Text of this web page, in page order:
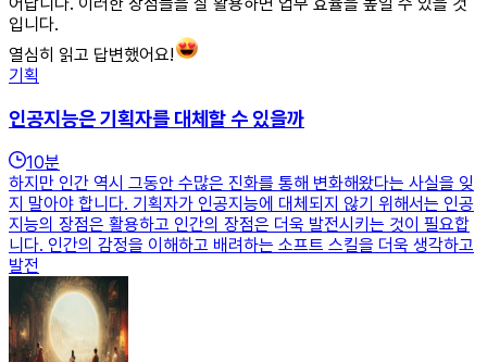
입니다.
열심히 읽고 답변했어요!
기획
인공지능은 기획자를 대체할 수 있을까
10분
하지만 인간 역시 그동안 수많은 진화를 통해 변화해왔다는 사실을 잊
지 말아야 합니다. 기획자가 인공지능에 대체되지 않기 위해서는 인공
지능의 장점은 활용하고 인간의 장점은 더욱 발전시키는 것이 필요합
니다. 인간의 감정을 이해하고 배려하는 소프트 스킬을 더욱 생각하고
발전